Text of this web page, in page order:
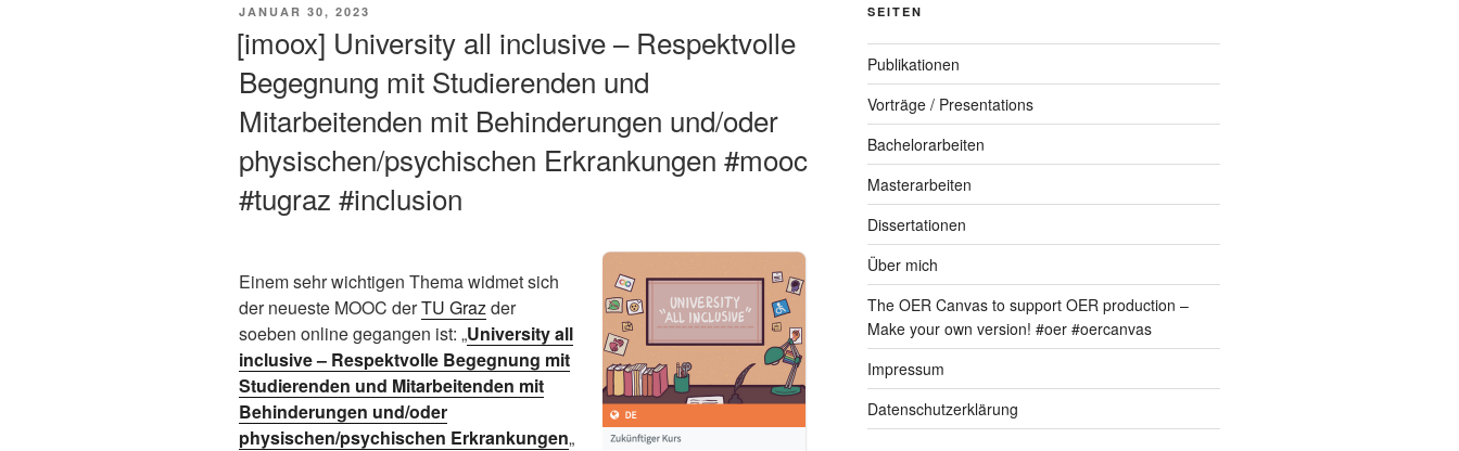
VERÖFFENTLICHT
JANUAR 30, 2023
[imoox] University all inclusive – Respektvolle
Begegnung mit Studierenden und
Mitarbeitenden mit Behinderungen und/oder
physischen/psychischen Erkrankungen #mooc
#tugraz #inclusion
Einem sehr wichtigen Thema widmet sich
der neueste MOOC derTU Grazder
soeben online gegangen ist: „University all
inclusive – Respektvolle Begegnung mit
Studierenden und Mitarbeitenden mit
Behinderungen und/oder
physischen/psychischen Erkrankungen„
SEITEN
Publikationen
Vorträge / Presentations
Bachelorarbeiten
Masterarbeiten
Dissertationen
Über mich
The OER Canvas to support OER production –
Make your own version! #oer #oercanvas
Impressum
Datenschutzerklärung